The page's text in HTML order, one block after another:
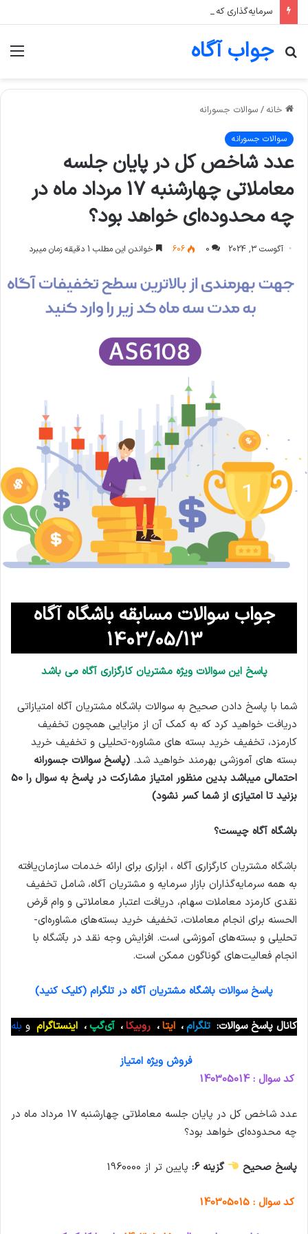
جواب آگاه
جستجو
خانه / سوالات جسورانه
سوالات جسورانه
عدد شاخص کل در پایان جلسه
معاملاتی چهارشنبه 17 مرداد ماه در
چه محدوده‌ای خواهد بود؟
آگوست 3, 2024 0
606 خواندن این مطلب 1 دقیقه زمان میبرد
جواب سوالات مسابقه باشگاه آگاه
1403/05/13
پاسخ این سوالات ویژه مشتریان کارگزاری آگاه می باشد
شما با پاسخ دادن صحیح به سوالات باشگاه مشتریان آگاه امتیازاتی
دریافت خواهید کرد که به کمک آن از مزایایی همچون تخفیف
کارمزد، تخفیف خرید بسته های مشاوره-تحلیلی و تخفیف خرید
بسته های آموزشی بهرمند خواهید شد. (پاسخ سوالات جسورانه
احتمالی میباشد بدین منظور امتیاز مشارکت در پاسخ به سوال را 50
بزنید تا امتیازی از شما کسر نشود)
باشگاه آگاه چیست؟
باشگاه مشتریان کارگزاری آگاه ، ابزاری برای ارائه خدمات سازمان‌یافته
به همه سرمایه‌گذاران بازار سرمایه و مشتریان آگاه، شامل تخفیف
نقدی کارمزد معاملات سهام، دریافت اعتبار معاملاتی و وام قرض
الحسنه برای انجام معاملات، تخفیف خرید بسته‌های مشاوره‌ای-
تحلیلی و بسته‌های آموزشی است. افزایش وجه نقد در بآشگاه با
انجام فعالیت‌های گوناگون ممکن است.
پاسخ سوالات باشگاه مشتریان آگاه در تلگرام (کلیک کنید)
کانال پاسخ سوالات: تلگرام، ایتا، روبیکا، آی‌گپ، اینستاگرام و بله
فروش ویژه امتیاز
کد سوال : 140305014
عدد شاخص کل در پایان جلسه معاملاتی چهارشنبه 17 مرداد ماه در
چه محدوده‌ای خواهد بود؟
پاسخ صحیح گزینه 6: پایین تر از 1960000
کد سوال : 140305015